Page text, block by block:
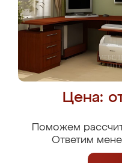
Цена:
Поможем
Ответим